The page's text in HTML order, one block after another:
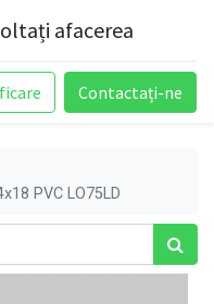
afacerea
Contactați-ne
PVC LO75LD